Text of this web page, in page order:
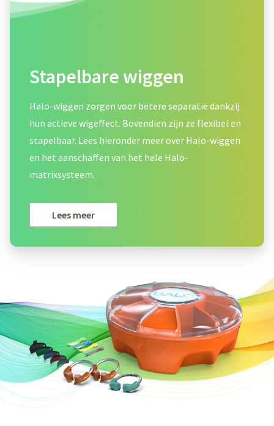
Stapelbare wiggen
Halo-wiggen zorgen voor betere separatie dankzij
hun actieve wigeffect. Bovendien zijn ze flexibel en
stapelbaar. Lees hieronder meer over Halo-wiggen
en het aanschaffen van het hele Halo-
matrixsysteem.
Lees meer